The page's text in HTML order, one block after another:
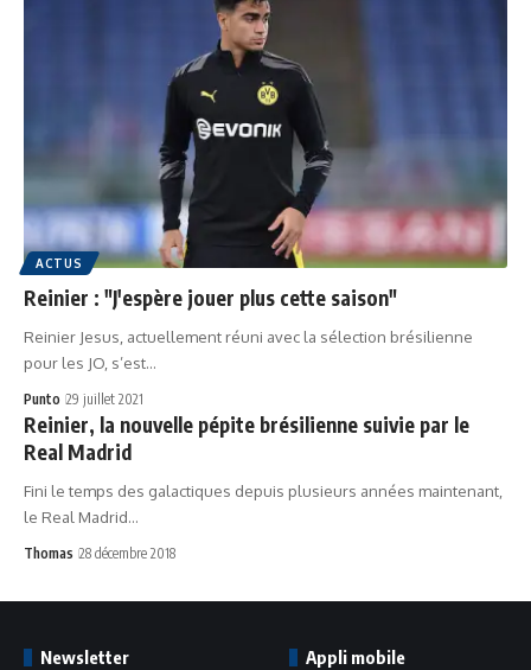
ACTUS
Reinier : "J'espère jouer plus cette saison"
Reinier Jesus, actuellement réuni avec la sélection brésilienne
pour les JO, s’est…
Punto 29 juillet 2021
Reinier, la nouvelle pépite brésilienne suivie par le
Real Madrid
Fini le temps des galactiques depuis plusieurs années maintenant,
le Real Madrid…
Thomas 28 décembre 2018
Newsletter Appli mobile